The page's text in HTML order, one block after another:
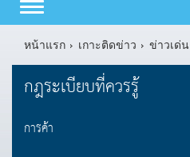
Toggle
navigation
หน้าแรก
เกาะติดข่าว ข่าวเด่น
กฎระเบียบที่ควรรู้
การค้า